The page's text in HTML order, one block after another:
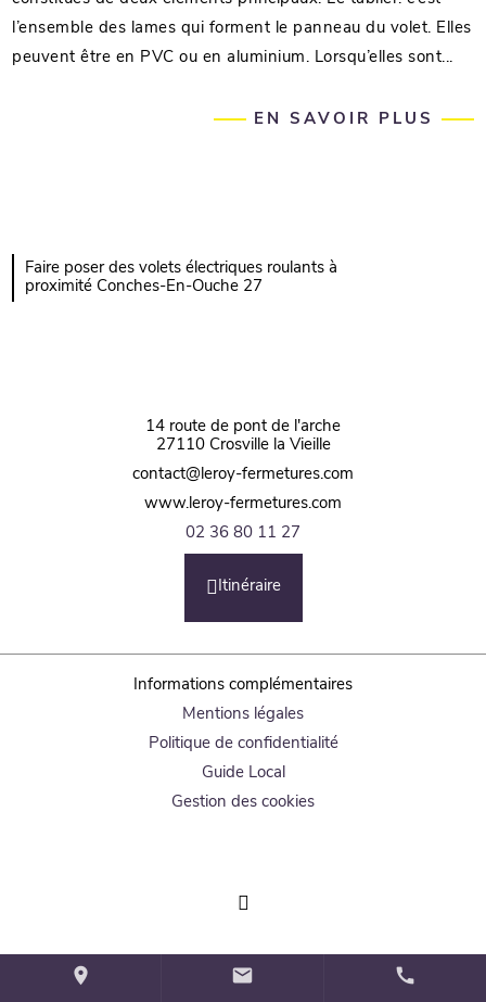
l’ensemble des lames qui forment le panneau du volet. Elles
peuvent être en PVC ou en aluminium. Lorsqu’elles sont...
EN SAVOIR PLUS
Faire poser des volets électriques roulants à
proximité Conches-En-Ouche 27
place mail call
14 route de pont de l'arche
27110 Crosville la Vieille
contact@leroy-fermetures.com
www.leroy-fermetures.com
02 36 80 11 27
Itinéraire
Informations complémentaires
Mentions légales
Politique de confidentialité
Guide Local
Gestion des cookies